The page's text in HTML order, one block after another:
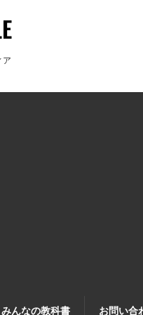
ア
みんなの教科書 お問い合